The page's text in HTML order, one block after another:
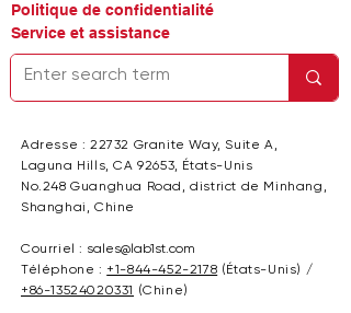
Politique de confidentialité
Service et assistance
Adresse : 22732 Granite Way, Suite A,
Laguna Hills, CA 92653, États-Unis
No.248 Guanghua Road, district de Minhang,
Shanghai, Chine
Courriel : sales@lab1st.com
Téléphone : +1-844-452-2178 (États-Unis) /
+86-13524020331 (Chine)